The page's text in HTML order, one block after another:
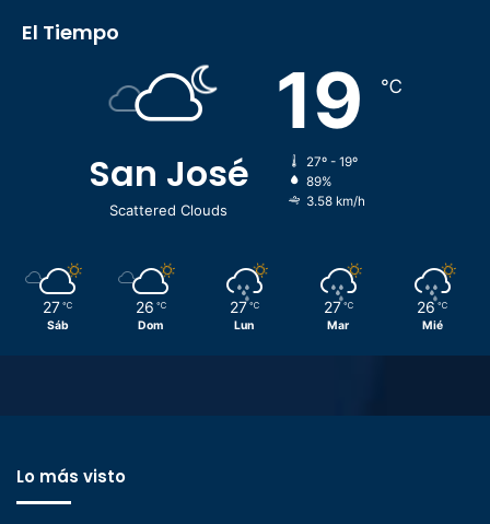
El Tiempo
San José
Scattered Clouds
19 ℃
27º - 19º
89%
3.58 km/h
27 ℃
Sáb
26 ℃
Dom
27 ℃
Lun
27 ℃
Mar
26 ℃
Mié
Lo más visto